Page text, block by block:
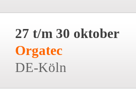
27 t/m 30 oktober
Orgatec
DE-Köln